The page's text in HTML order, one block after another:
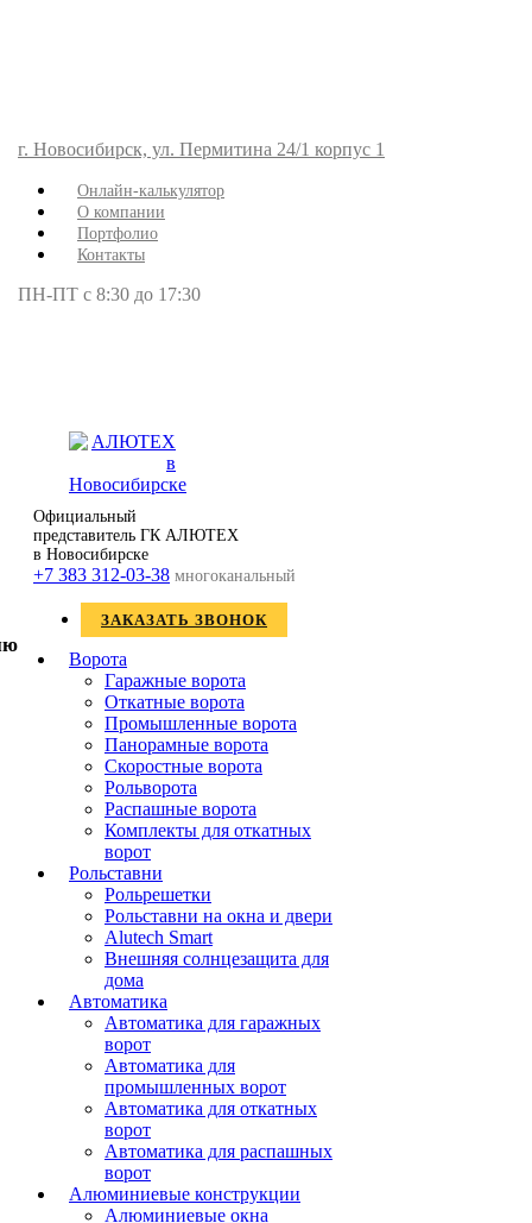
г. Новосибирск, ул. Пермитина 24/1 корпус 1
Онлайн-калькулятор
О компании
Портфолио
Контакты
ПН-ПТ с 8:30 до 17:30
Официальный
представитель ГК АЛЮТЕХ
в Новосибирске
+7 383 312-03-38 многоканальный
ЗАКАЗАТЬ ЗВОНОК
Ворота
Гаражные ворота
Откатные ворота
Промышленные ворота
Панорамные ворота
Скоростные ворота
Рольворота
Распашные ворота
Комплекты для откатных
ворот
Рольставни
Рольрешетки
Рольставни на окна и двери
Alutech Smart
Внешняя солнцезащита для
дома
Автоматика
Автоматика для гаражных
ворот
Автоматика для
промышленных ворот
Автоматика для откатных
ворот
Автоматика для распашных
ворот
Алюминиевые конструкции
Алюминиевые окна